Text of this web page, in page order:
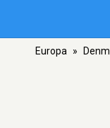
Europa »